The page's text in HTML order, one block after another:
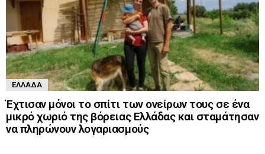
ΕΛΛΆΔΑ
Έχτισαν μόνοι το σπίτι των ονείρων τους σε ένα
μικρό χωριό της βόρειας Ελλάδας και σταμάτησαν
να πληρώνουν λογαριασμούς